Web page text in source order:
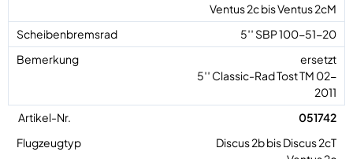
Ventus 2c bis Ventus 2cM
5′′ SBP 100-51-20
ersetzt
5′′ Classic-Rad Tost TM 02-
2011
051742
Discus 2b bis Discus 2cT